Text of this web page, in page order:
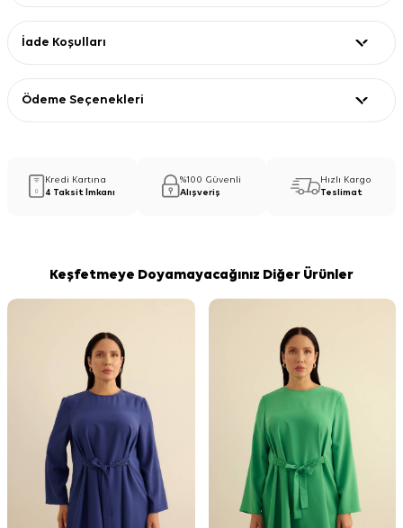
İade Koşulları
Ödeme Seçenekleri
Kredi Kartına
4 Taksit İmkanı
%100 Güvenli
Alışveriş
Hızlı Kargo
Teslimat
Keşfetmeye Doyamayacağınız Diğer Ürünler